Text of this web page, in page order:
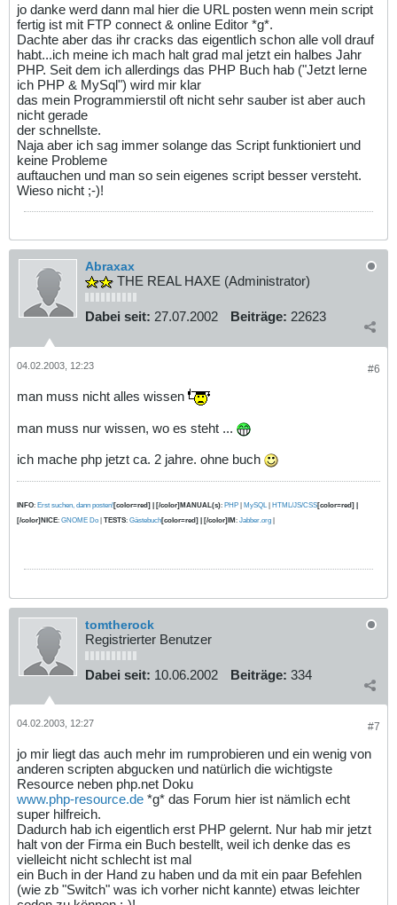
jo danke werd dann mal hier die URL posten wenn mein script
fertig ist mit FTP connect & online Editor *g*.
Dachte aber das ihr cracks das eigentlich schon alle voll drauf
habt...ich meine ich mach halt grad mal jetzt ein halbes Jahr
PHP. Seit dem ich allerdings das PHP Buch hab ("Jetzt lerne
ich PHP & MySql") wird mir klar
das mein Programmierstil oft nicht sehr sauber ist aber auch
nicht gerade
der schnellste.
Naja aber ich sag immer solange das Script funktioniert und
keine Probleme
auftauchen und man so sein eigenes script besser versteht.
Wieso nicht ;-)!
Abraxax
THE REAL HAXE (Administrator)
Dabei seit: 27.07.2002 Beiträge: 22623
#6
04.02.2003, 12:23
man muss nicht alles wissen
man muss nur wissen, wo es steht ...
ich mache php jetzt ca. 2 jahre. ohne buch
INFO: Erst suchen, dann posten![color=red] | [/color]MANUAL(s): PHP MySQL| HTML/JS/CSS[color=red] |
[/color]NICE: GNOME Do TESTS: Gästebuch[color=red] | [/color]IM : Jabber.org
tomtherock
Registrierter Benutzer
Dabei seit: 10.06.2002 Beiträge: 334
#7
04.02.2003, 12:27
jo mir liegt das auch mehr im rumprobieren und ein wenig von
anderen scripten abgucken und natürlich die wichtigste
Resource neben php.net Doku
www.php-resource.de *g* das Forum hier ist nämlich echt
super hilfreich.
Dadurch hab ich eigentlich erst PHP gelernt. Nur hab mir jetzt
halt von der Firma ein Buch bestellt, weil ich denke das es
vielleicht nicht schlecht ist mal
ein Buch in der Hand zu haben und da mit ein paar Befehlen
(wie zb "Switch" was ich vorher nicht kannte) etwas leichter